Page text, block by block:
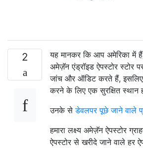
2
यह मानकर कि आप अमेरिका में
अमेज़ॅन एंड्रॉइड ऐपस्टोर स्टोर
जांच और ऑडिट करते हैं,
करने के लिए एक सुरक्षित स्थान
उनके सेडेवलपर पूछे जाने वाले
हमारा लक्ष्य अमेज़ॅन ऐपस्टोर
ऐपस्टोर से खरीदे जाने वाले हर